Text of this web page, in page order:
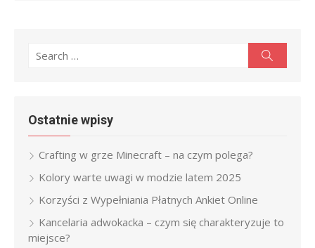
Search
Ostatnie wpisy
Crafting w grze Minecraft – na czym polega?
Kolory warte uwagi w modzie latem 2025
Korzyści z Wypełniania Płatnych Ankiet Online
Kancelaria adwokacka – czym się charakteryzuje to
miejsce?